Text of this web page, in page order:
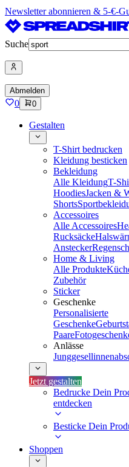
Newsletter abonnieren & 5-€-
Suche
Abmelden
0 0
Gestalten
T-Shirt bedrucken
Kleidung besticken
Bekleidung
Alle KleidungT-
HoodiesJacken &
Shorts
Accessoires
Alle Accessoires
Rucksäcke
Anstecker
Home & Living
Alle Produkte
Zubehör
Sticker
Geschenke
Personalisierte
Geschenke
Paare
Anlässe
Jetzt gestalten
Bedrucke Dein
entdecken
Besticke Dein
Shoppen